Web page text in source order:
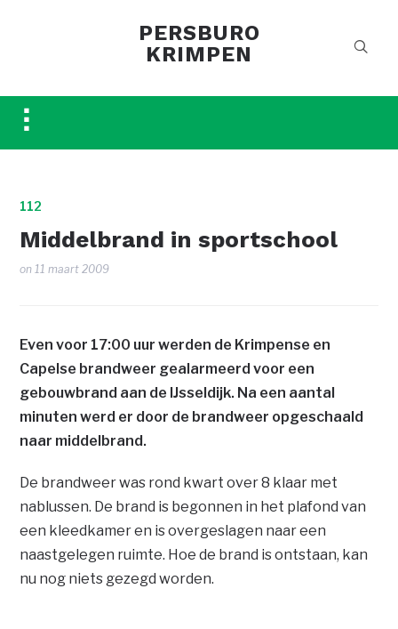
PERSBURO
KRIMPEN
Toggle
sidebar
112
Middelbrand in sportschool
on11 maart 2009
Even voor 17:00 uur werden de Krimpense en
Capelse brandweer gealarmeerd voor een
gebouwbrand aan de IJsseldijk. Na een aantal
minuten werd er door de brandweer opgeschaald
naar middelbrand.
De brandweer was rond kwart over 8 klaar met
nablussen. De brand is begonnen in het plafond van
een kleedkamer en is overgeslagen naar een
naastgelegen ruimte. Hoe de brand is ontstaan, kan
nu nog niets gezegd worden.